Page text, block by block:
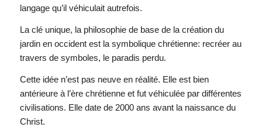
langage qu’il véhiculait autrefois.
La clé unique, la philosophie de base de la création du
jardin en occident est la symbolique chrétienne: recréer au
travers de symboles, le paradis perdu.
Cette idée n’est pas neuve en réalité. Elle est bien
antérieure à l’ère chrétienne et fut véhiculée par différentes
civilisations. Elle date de 2000 ans avant la naissance du
Christ.